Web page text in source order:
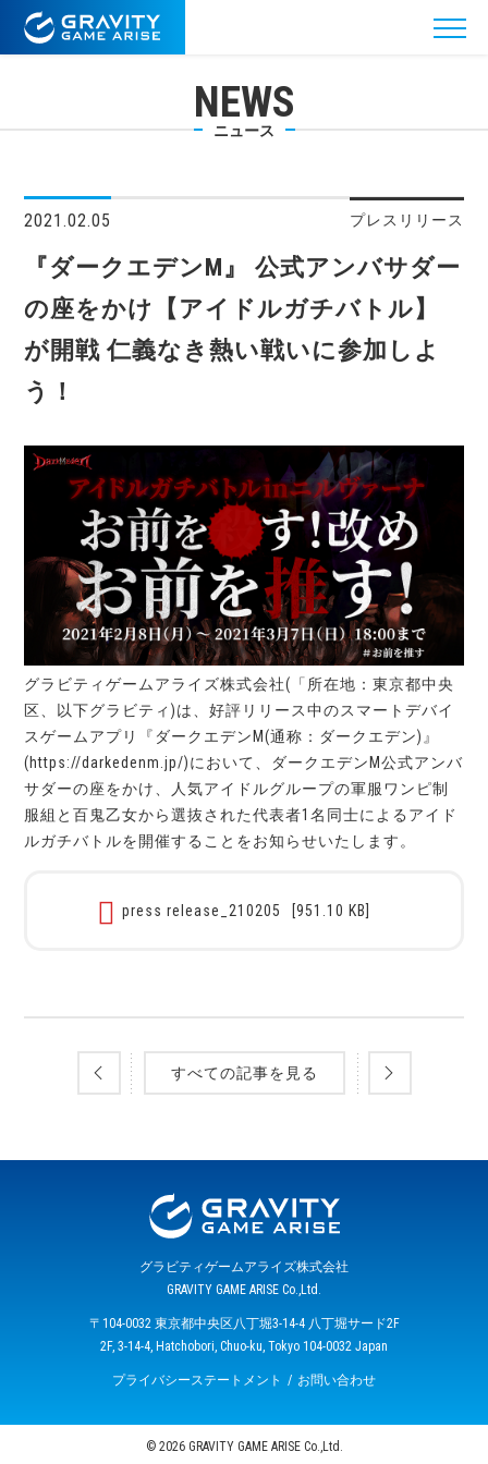
NEWS
ニュース
2021.02.05 プレスリリース
『ダークエデンM』 公式アンバサダー
の座をかけ【アイドルガチバトル】
が開戦 仁義なき熱い戦いに参加しよ
う！
グラビティゲームアライズ株式会社(「所在地：東京都中央
区、以下グラビティ)は、好評リリース中のスマートデバイ
スゲームアプリ『ダークエデンM(通称：ダークエデン)』
(https://darkedenm.jp/)において、ダークエデンM公式アンバ
サダーの座をかけ、人気アイドルグループの軍服ワンピ制
服組と百鬼乙女から選抜された代表者1名同士によるアイド
ルガチバトルを開催することをお知らせいたします。
press release_210205 [951.10 KB]
すべての記事を見る
グラビティゲームアライズ株式会社
GRAVITY GAME ARISE Co.,Ltd.
〒104-0032 東京都中央区八丁堀3-14-4 八丁堀サード2F
2F, 3-14-4, Hatchobori, Chuo-ku, Tokyo 104-0032 Japan
プライバシーステートメント お問い合わせ
© 2026 GRAVITY GAME ARISE Co.,Ltd.